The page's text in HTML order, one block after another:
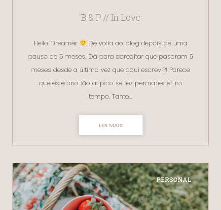
B & P // In Love
Hello Dreamer
De volta ao blog depois de uma
pausa de 5 meses. Dá para acreditar que pasaram 5
meses desde a última vez que aqui escrevi?! Parece
que este ano tão atípico se fez permanecer no
tempo. Tanto…
LER MAIS
PERSONAL